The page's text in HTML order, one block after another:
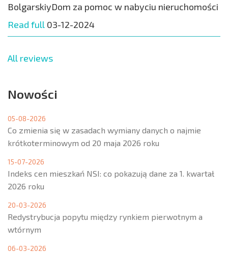
BolgarskiyDom za pomoc w nabyciu nieruchomości
Read full 03-12-2024
All reviews
Nowości
05-08-2026
Co zmienia się w zasadach wymiany danych o najmie
krótkoterminowym od 20 maja 2026 roku
15-07-2026
Indeks cen mieszkań NSI: co pokazują dane za 1. kwartał
2026 roku
20-03-2026
Redystrybucja popytu między rynkiem pierwotnym a
wtórnym
06-03-2026